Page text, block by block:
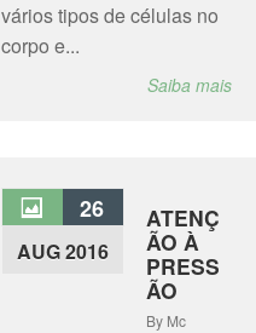
vários tipos de células no
corpo e...
Saiba mais
26
AUG 2016
ATENÇ
ÃO À
PRESS
ÃO
By Mc